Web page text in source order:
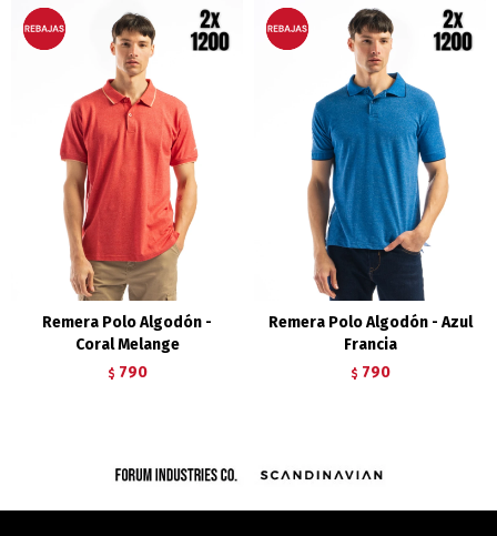
Remera Polo Algodón -
Coral Melange
$ 790
Remera Polo Algodón - Azul
Francia
$ 790